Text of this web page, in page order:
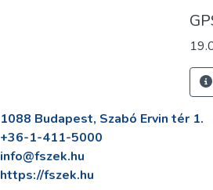
1088 Budapest, Szabó Ervin tér 1.
+36-1-411-5000
info@fszek.hu
https://fszek.hu